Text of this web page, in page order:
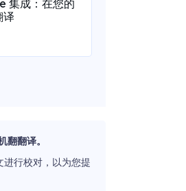
集成：在您的
译
翻译。
行校对，以为您提